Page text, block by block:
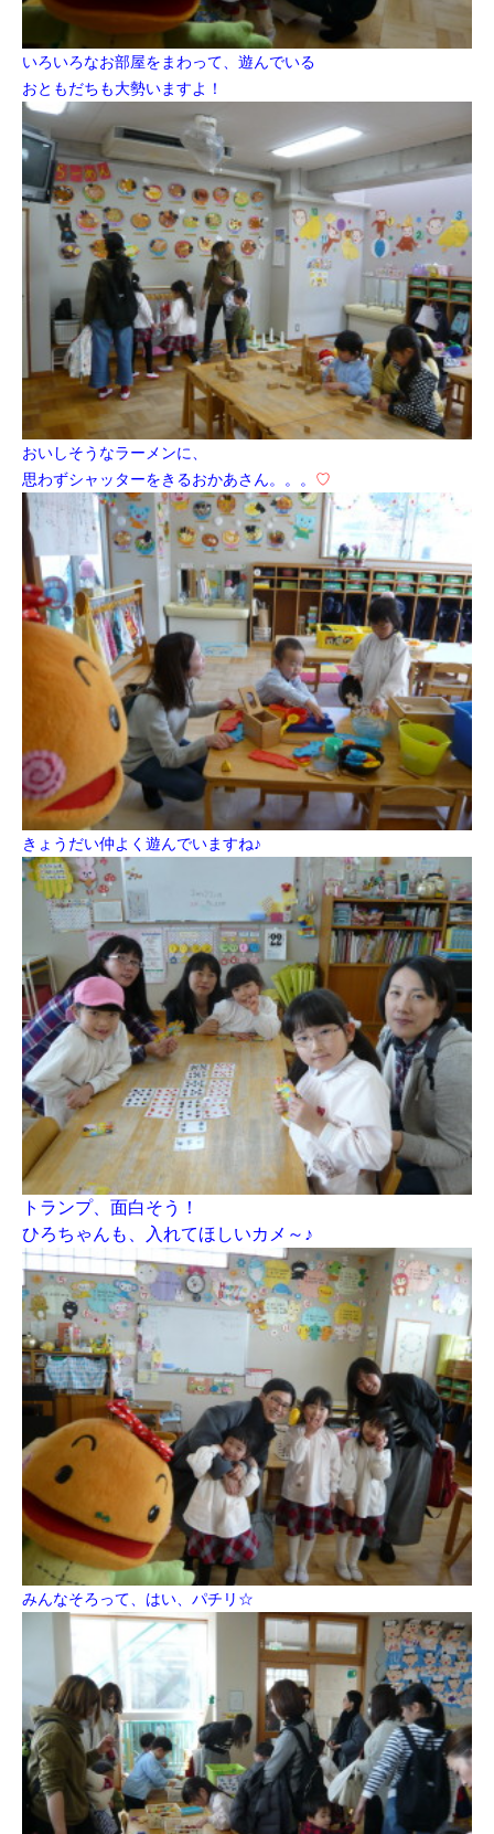
いろいろなお部屋をまわって、遊んでいる
おともだちも大勢いますよ！
おいしそうなラーメンに、
思わずシャッターをきるおかあさん。。。 ♡
きょうだい仲よく遊んでいますね♪
トランプ、面白そう！
ひろちゃんも、入れてほしいカメ～♪
みんなそろって、はい、パチリ☆